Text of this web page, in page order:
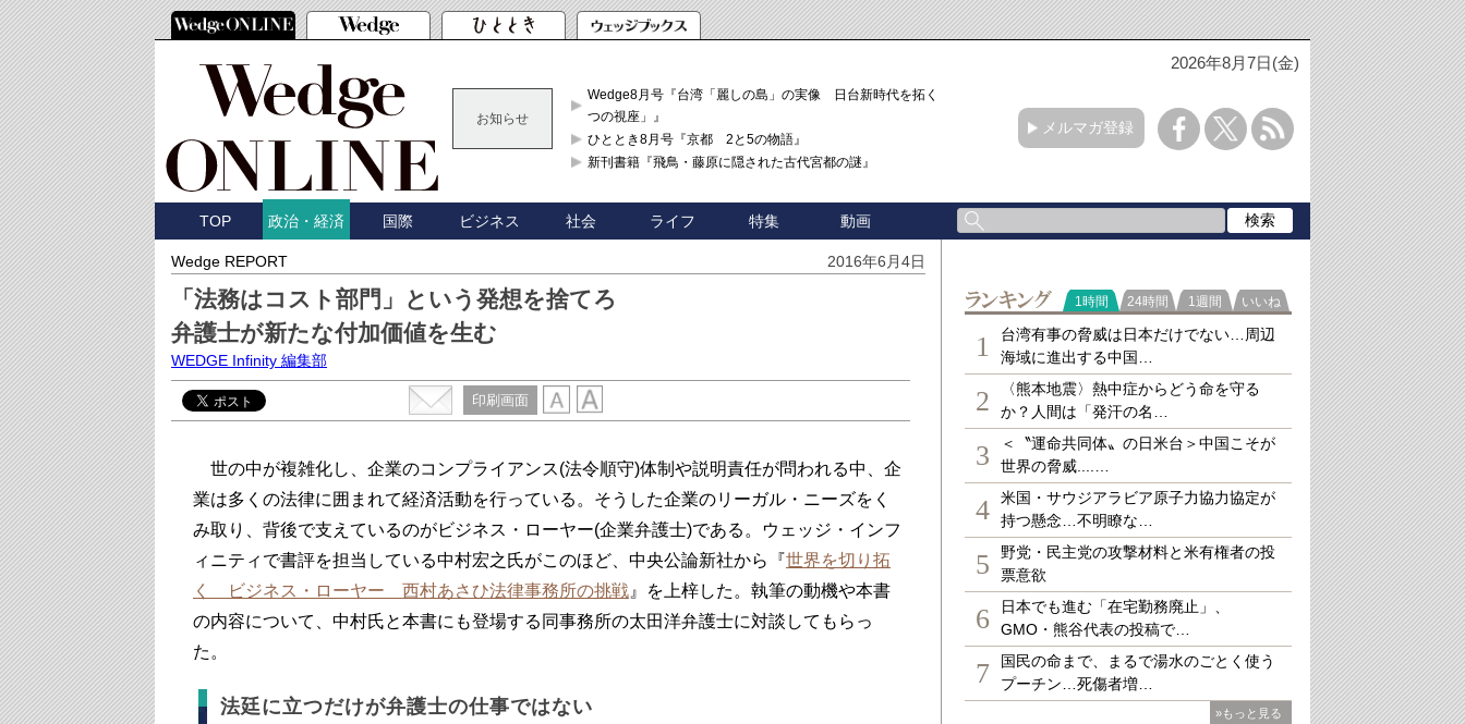
2026年8月7日(金)
お知らせ
Wedge8月号『台湾「麗しの島」の実像 日台新時代を拓く「3
つの視座」』
ひととき8月号『京都 2と5の物語』
新刊書籍『飛鳥・藤原に隠された古代宮都の謎』
メルマガ登録
TOP 政治・経済 国際 ビジネス 社会 ライフ 特集 動画
Wedge REPORT 2016年6月4日
「法務はコスト部門」という発想を捨てろ
弁護士が新たな付加価値を生む
WEDGE Infinity 編集部
印刷画面
世の中が複雑化し、企業のコンプライアンス(法令順守)体制や説明責任が問われる中、企
業は多くの法律に囲まれて経済活動を行っている。そうした企業のリーガル・ニーズをく
み取り、背後で支えているのがビジネス・ローヤー(企業弁護士)である。ウェッジ・インフ
ィニティで書評を担当している中村宏之氏がこのほど、中央公論新社から『世界を切り拓
く ビジネス・ローヤー 西村あさひ法律事務所の挑戦 』を上梓した。執筆の動機や本書
の内容について、中村氏と本書にも登場する同事務所の太田洋弁護士に対談してもらっ
た。
法廷に立つだけが弁護士の仕事ではない
ランキング
1時間 24時間 1週間 いいね
1
台湾有事の脅威は日本だけでない…周辺
海域に進出する中国…
2
〈熊本地震〉熱中症からどう命を守る
か？人間は「発汗の名…
3
＜〝運命共同体〟の日米台＞中国こそが
世界の脅威....…
4
米国・サウジアラビア原子力協力協定が
持つ懸念…不明瞭な…
5
野党・民主党の攻撃材料と米有権者の投
票意欲
6
日本でも進む「在宅勤務廃止」、
GMO・熊谷代表の投稿で…
7
国民の命まで、まるで湯水のごとく使う
プーチン…死傷者増…
»もっと見る